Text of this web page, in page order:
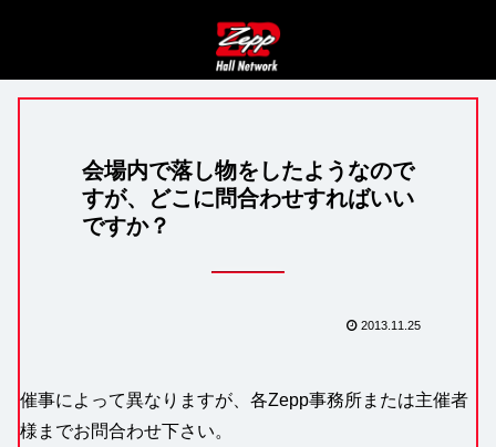
会場内で落し物をしたようなので
すが、どこに問合わせすればいい
ですか？
2013.11.25
催事によって異なりますが、各Zepp事務所または主催者
様までお問合わせ下さい。